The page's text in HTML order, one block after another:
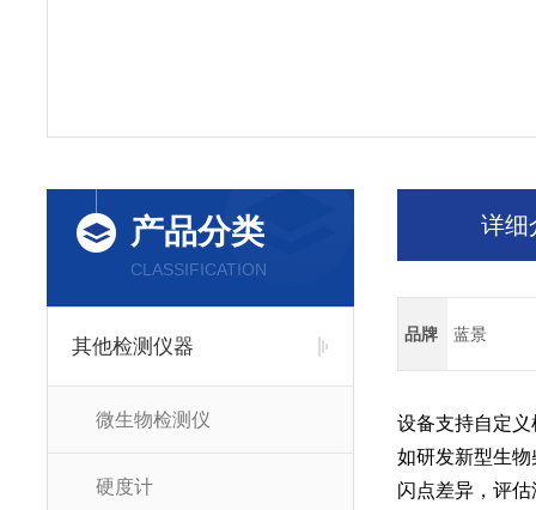
产品分类
CLASSIFICATION
其他检测仪器
微生物检测仪
硬度计
详细
品牌 蓝景
设备支持自定
如研发新型生
闪点差异，评